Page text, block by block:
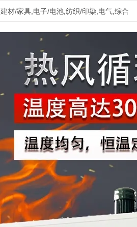
建材/家具,电子/电池,纺织/印染,电气,综合